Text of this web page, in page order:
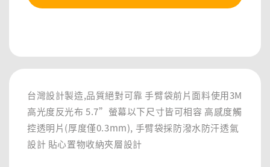
台灣設計製造,品質絕對可靠 手臂袋前片面料使用3M
高光度反光布 5.7”螢幕以下尺寸皆可相容 高感度觸
控透明片(厚度僅0.3mm), 手臂袋採防潑水防汗透氣
設計 貼心置物收納夾層設計